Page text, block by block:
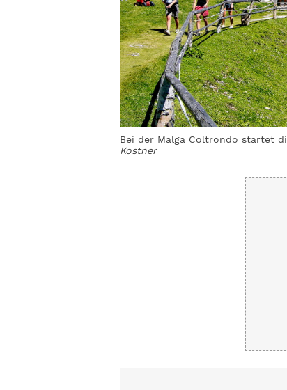
Bei der Malga Coltrondo startet
Kostner